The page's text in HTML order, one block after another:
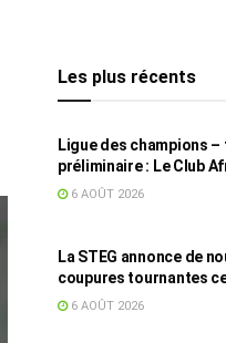
Les plus récents
Ligue des champions –
préliminaire : Le Club
face au Djoliba AC
6 AOÛT 2026
La STEG annonce de
coupures tournantes
dans plusieurs régions
6 AOÛT 2026